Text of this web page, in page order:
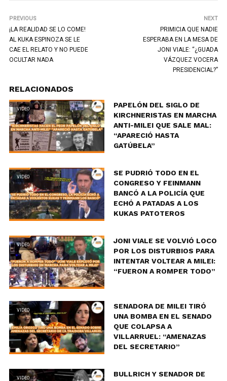
PREVIOUS
¡LA REALIDAD SE LO COME!
AL KUKA ESPINOZA SE LE
CAE EL RELATO Y NO PUEDE
OCULTAR NADA
NEXT
PRIMICIA QUE NADIE
ESPERABA EN LA MESA DE
JONI VIALE: “¿GUADA
VÁZQUEZ VOCERA
PRESIDENCIAL?”
RELACIONADOS
VIDEO
PAPELÓN DEL SIGLO DE
KIRCHNERISTAS EN MARCHA
ANTI-MILEI QUE SALE MAL:
“APARECIÓ HASTA
GATÚBELA”
VIDEO
SE PUDRIÓ TODO EN EL
CONGRESO Y FEINMANN
BANCÓ A LA POLICÍA QUE
ECHÓ A PATADAS A LOS
KUKAS PATOTEROS
VIDEO
JONI VIALE SE VOLVIÓ LOCO
POR LOS DISTURBIOS PARA
INTENTAR VOLTEAR A MILEI:
“FUERON A ROMPER TODO”
VIDEO
SENADORA DE MILEI TIRÓ
UNA BOMBA EN EL SENADO
QUE COLAPSA A
VILLARRUEL: “AMENAZAS
DEL SECRETARIO”
VIDEO
BULLRICH Y SENADOR DE